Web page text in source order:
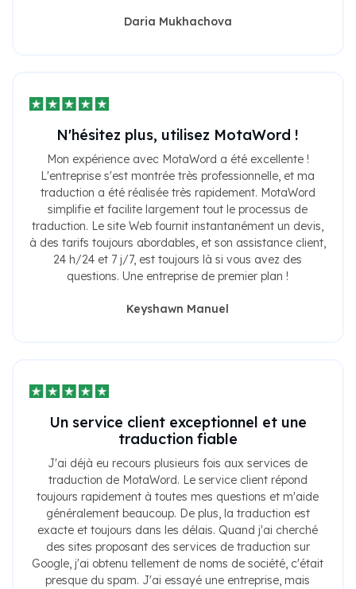
Daria Mukhachova
N'hésitez plus, utilisez MotaWord !
Mon expérience avec MotaWord a été excellente !
L'entreprise s'est montrée très professionnelle, et ma
traduction a été réalisée très rapidement. MotaWord
simplifie et facilite largement tout le processus de
traduction. Le site Web fournit instantanément un devis,
à des tarifs toujours abordables, et son assistance client,
24 h/24 et 7 j/7, est toujours là si vous avez des
questions. Une entreprise de premier plan !
Keyshawn Manuel
Un service client exceptionnel et une
traduction fiable
J'ai déjà eu recours plusieurs fois aux services de
traduction de MotaWord. Le service client répond
toujours rapidement à toutes mes questions et m'aide
généralement beaucoup. De plus, la traduction est
exacte et toujours dans les délais. Quand j'ai cherché
des sites proposant des services de traduction sur
Google, j'ai obtenu tellement de noms de société, c'était
presque du spam. J'ai essayé une entreprise, mais